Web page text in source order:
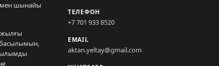
мен шынайы
жылғы
басылымын,
ТЕЛЕФОН
+7 701 933 8520
EMAIL
aktan.yeltay@gmail.com